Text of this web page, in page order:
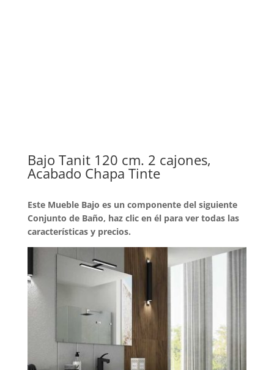
Bajo Tanit 120 cm. 2 cajones,
Acabado Chapa Tinte
Este Mueble Bajo es un componente del siguiente
Conjunto de Baño, haz clic en él para ver todas las
características y precios.